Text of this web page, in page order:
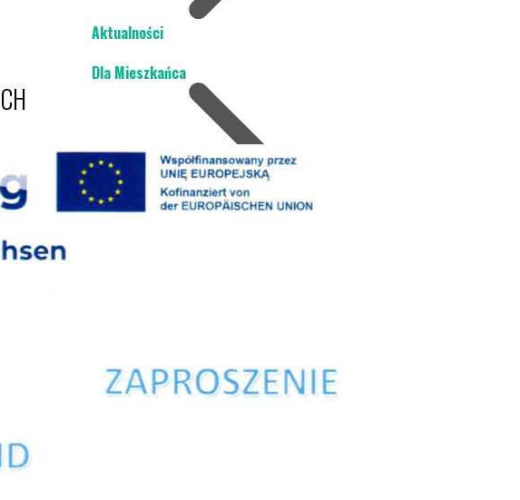
Aktualności
Dla Mieszkańca
Dotacja do wymiany źródeł ogrzewania